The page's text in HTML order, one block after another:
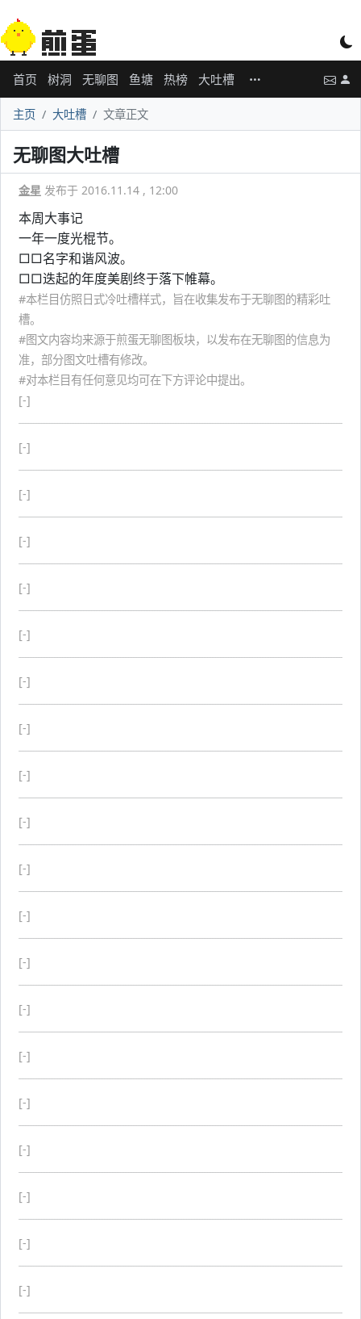
首页 树洞 无聊图 鱼塘 热榜 大吐槽
主页 大吐槽 文章正文
无聊图大吐槽
金星 发布于 2016.11.14 , 12:00
本周大事记
一年一度光棍节。
□□名字和谐风波。
□□迭起的年度美剧终于落下帷幕。
#本栏目仿照日式冷吐槽样式，旨在收集发布于无聊图的精彩吐
槽。
#图文内容均来源于煎蛋无聊图板块，以发布在无聊图的信息为
准，部分图文吐槽有修改。
#对本栏目有任何意见均可在下方评论中提出。
[-]
[-]
[-]
[-]
[-]
[-]
[-]
[-]
[-]
[-]
[-]
[-]
[-]
[-]
[-]
[-]
[-]
[-]
[-]
[-]